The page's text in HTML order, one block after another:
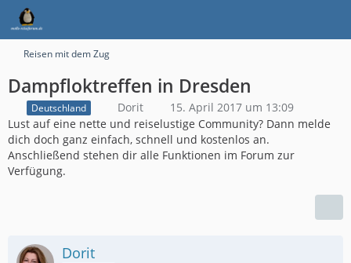
Reisen mit dem Zug
Dampfloktreffen in Dresden
Deutschland Dorit
15. April 2017 um 13:09
Lust auf eine nette und reiselustige Community? Dann melde
dich doch ganz einfach, schnell und kostenlos an.
Anschließend stehen dir alle Funktionen im Forum zur
Verfügung.
Dorit